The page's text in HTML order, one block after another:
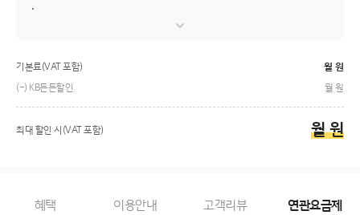
기본료(VAT 포함) 월원
(-) KB든든할인
월원
최대 할인 시(VAT 포함) 월원
혜택 이용안내 고객리뷰 연관요금제